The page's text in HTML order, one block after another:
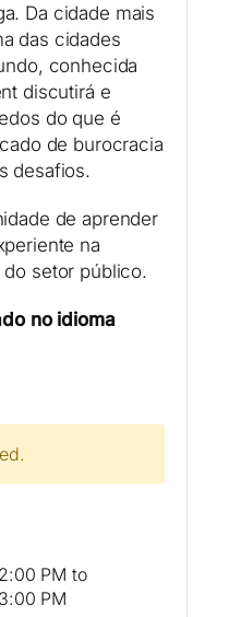
Da cidade mais
das cidades
conhecida
discutirá e
do que é
de burocracia
desafios.
de aprender
na
do setor público.
no idioma
PM to
PM